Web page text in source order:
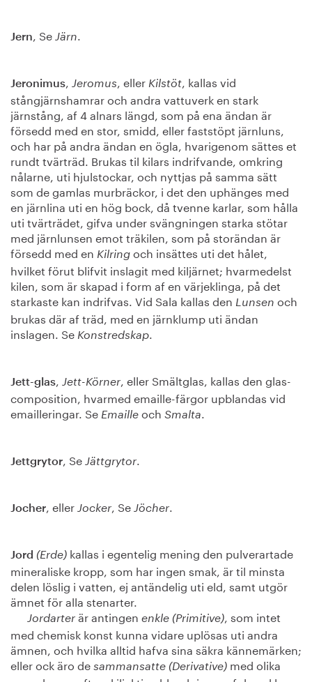
Jern, Se Järn.
Jeronimus, Jeromus, eller Kilstöt, kallas vid
stångjärnshamrar och andra vattuverk en stark
järnstång, af 4 alnars längd, som på ena ändan är
försedd med en stor, smidd, eller faststöpt järnluns,
och har på andra ändan en ögla, hvarigenom sättes et
rundt tvärträd. Brukas til kilars indrifvande, omkring
nålarne, uti hjulstockar, och nyttjas på samma sätt
som de gamlas murbräckor, i det den uphänges med
en järnlina uti en hög bock, då tvenne karlar, som hålla
uti tvärträdet, gifva under svängningen starka stötar
med järnlunsen emot träkilen, som på storändan är
försedd med en Kilring och insättes uti det hålet,
hvilket förut blifvit inslagit med kiljärnet; hvarmedelst
kilen, som är skapad i form af en värjeklinga, på det
starkaste kan indrifvas. Vid Sala kallas den Lunsen och
brukas där af träd, med en järnklump uti ändan
inslagen. Se Konstredskap.
Jett-glas, Jett-Körner, eller Smältglas, kallas den glas-
composition, hvarmed emaille-färgor upblandas vid
emailleringar. Se Emaille och Smalta.
Jettgrytor, Se Jättgrytor.
Jocher, eller Jocker, Se Jöcher.
Jord (Erde) kallas i egentelig mening den pulverartade
mineraliske kropp, som har ingen smak, är til minsta
delen löslig i vatten, ej antändelig uti eld, samt utgör
ämnet för alla stenarter.
Jordarter är antingen enkle (Primitive), som intet
med chemisk konst kunna vidare uplösas uti andra
ämnen, och hvilka alltid hafva sina säkra kännemärken;
eller ock äro de sammansatte (Derivative) med olika